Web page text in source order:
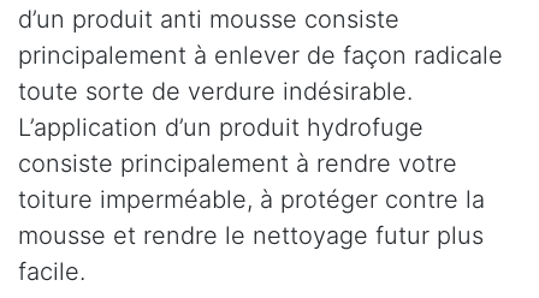
d’un produit anti mousse consiste
principalement à enlever de façon radicale
toute sorte de verdure indésirable.
L’application d’un produit hydrofuge
consiste principalement à rendre votre
toiture imperméable, à protéger contre la
mousse et rendre le nettoyage futur plus
facile.